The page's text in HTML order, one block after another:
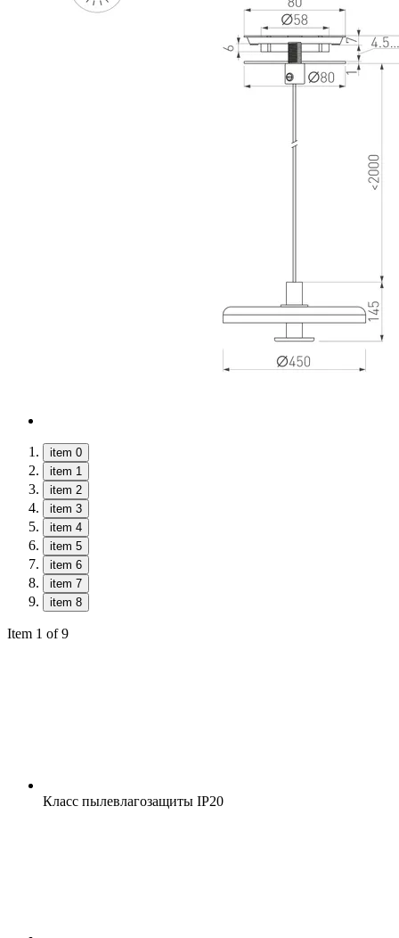
item 0
item 1
item 2
item 3
item 4
item 5
item 6
item 7
item 8
Item 1 of 9
Класс пылевлагозащиты IP20